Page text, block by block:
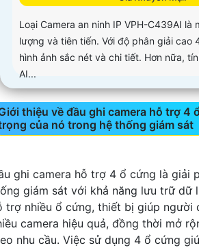
Loại Camera an ninh IP VPH-C439AI là
lượng và tiên tiến. Với độ phân giải cao
hình ảnh sắc nét và chi tiết. Hơn nữa,
AI...
thiệu về đầu ghi camera hỗ trợ 4
của nó trong hệ thống giám sát
ghi camera hỗ trợ 4 ổ cứng là giải
giám sát với khả năng lưu trữ dữ
trợ nhiều ổ cứng, thiết bị giúp người
camera hiệu quả, đồng thời mở
nhu cầu. Việc sử dụng 4 ổ cứng